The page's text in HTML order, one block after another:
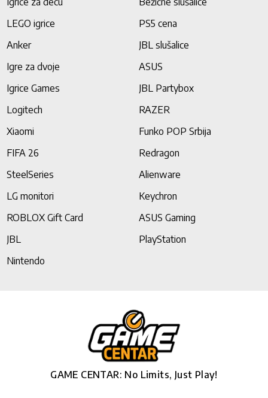
LEGO igrice
PS5 cena
Anker
JBL slušalice
Igre za dvoje
ASUS
Igrice Games
JBL Partybox
Logitech
RAZER
Xiaomi
Funko POP Srbija
FIFA 26
Redragon
SteelSeries
Alienware
LG monitori
Keychron
ROBLOX Gift Card
ASUS Gaming
JBL
PlayStation
Nintendo
GAME CENTAR: No Limits, Just Play!